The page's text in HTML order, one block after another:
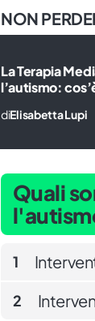
NON
La Terapia
l’autismo:
diElisabetta Lupi
Quali
1
2